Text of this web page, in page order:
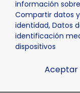
información
Compartir datos
identidad, Datos
identificación
dispositivos
Aceptar
La